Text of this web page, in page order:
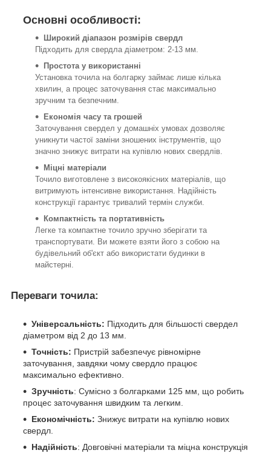
Основні особливості:
Широкий діапазон розмірів свердл
Підходить для свердла діаметром: 2-13 мм.
Простота у використанні
Установка точила на болгарку займає лише кілька
хвилин, а процес заточування стає максимально
зручним та безпечним.
Економія часу та грошей
Заточування свердел у домашніх умовах дозволяє
уникнути частої заміни зношених інструментів, що
значно знижує витрати на купівлю нових свердлів.
Міцні матеріали
Точило виготовлене з високоякісних матеріалів, що
витримують інтенсивне використання. Надійність
конструкції гарантує тривалий термін служби.
Компактність та портативність
Легке та компактне точило зручно зберігати та
транспортувати. Ви можете взяти його з собою на
будівельний об'єкт або використати будинки в
майстерні.
Переваги точила:
Універсальність: Підходить для більшості свердел
діаметром від 2 до 13 мм.
Точність: Пристрій забезпечує рівномірне
заточування, завдяки чому свердло працює
максимально ефективно.
Зручність: Сумісно з болгарками 125 мм, що робить
процес заточування швидким та легким.
Економічність: Знижує витрати на купівлю нових
свердл.
Надійність: Довговічні матеріали та міцна конструкція